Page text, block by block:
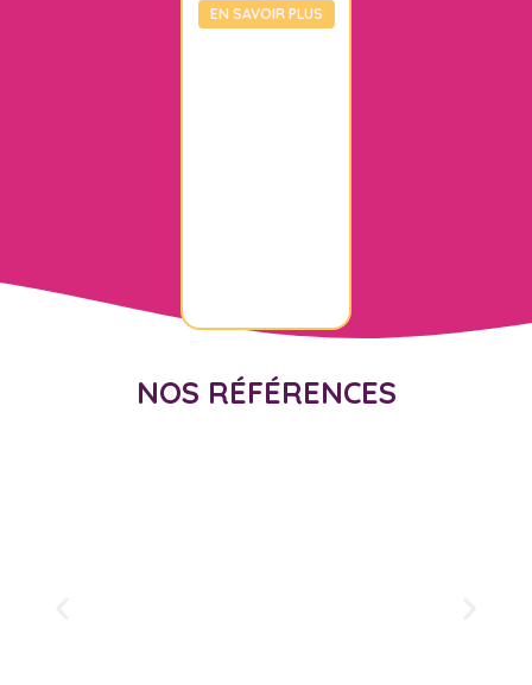
EN SAVOIR PLUS
NOS RÉFÉRENCES